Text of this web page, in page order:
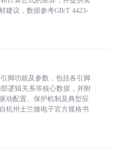
建议，数据参考GB/T 4423-
脚功能及参数，包括各引脚
逻辑关系等核心数据，并附
动配置、保护机制及典型应
杭州士兰微电子官方规格书